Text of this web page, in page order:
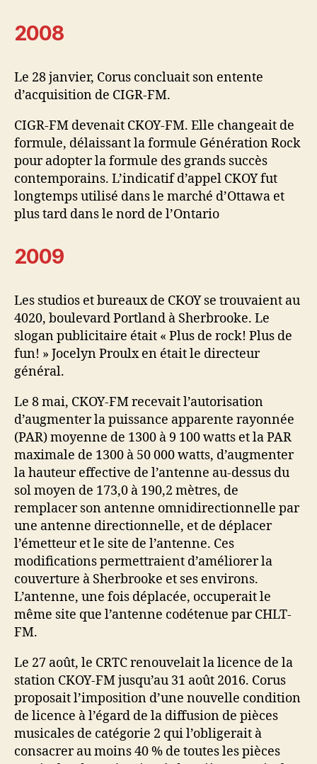
2008
Le 28 janvier, Corus concluait son entente
d’acquisition de CIGR-FM.
CIGR-FM devenait CKOY-FM. Elle changeait de
formule, délaissant la formule Génération Rock
pour adopter la formule des grands succès
contemporains. L’indicatif d’appel CKOY fut
longtemps utilisé dans le marché d’Ottawa et
plus tard dans le nord de l’Ontario
2009
Les studios et bureaux de CKOY se trouvaient au
4020, boulevard Portland à Sherbrooke. Le
slogan publicitaire était « Plus de rock! Plus de
fun! » Jocelyn Proulx en était le directeur
général.
Le 8 mai, CKOY-FM recevait l’autorisation
d’augmenter la puissance apparente rayonnée
(PAR) moyenne de 1300 à 9 100 watts et la PAR
maximale de 1300 à 50 000 watts, d’augmenter
la hauteur effective de l’antenne au-dessus du
sol moyen de 173,0 à 190,2 mètres, de
remplacer son antenne omnidirectionnelle par
une antenne directionnelle, et de déplacer
l’émetteur et le site de l’antenne. Ces
modifications permettraient d’améliorer la
couverture à Sherbrooke et ses environs.
L’antenne, une fois déplacée, occuperait le
même site que l’antenne codétenue par CHLT-
FM.
Le 27 août, le CRTC renouvelait la licence de la
station CKOY-FM jusqu’au 31 août 2016. Corus
proposait l’imposition d’une nouvelle condition
de licence à l’égard de la diffusion de pièces
musicales de catégorie 2 qui l’obligerait à
consacrer au moins 40 % de toutes les pièces